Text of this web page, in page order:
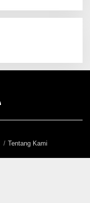
Tentang Kami